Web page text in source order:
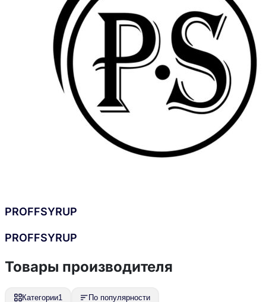
PROFFSYRUP
PROFFSYRUP
Товары производителя
Категории1
По популярности